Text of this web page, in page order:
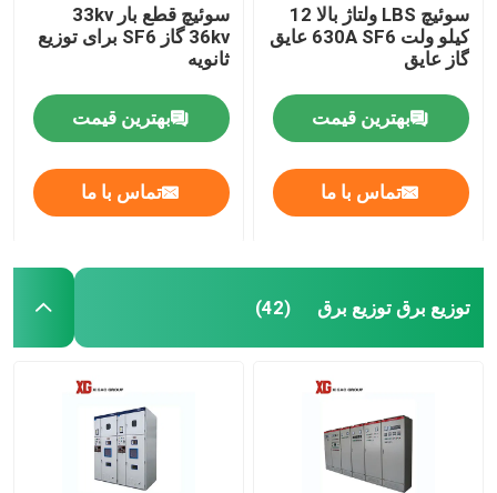
محصولات
تور کارخانه
سوئیچ LBS ولتاژ بالا 12
کیلو ولت 630A SF6 عایق
گاز عایق
بهترین قیمت
تماس با ما
سوئیچ قطع بار 33kv
36kv گاز SF6 برای توزیع
ثانویه
بهترین قیمت
تماس با ما
توزیع برق توزیع برق (42)